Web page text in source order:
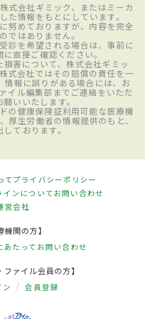
式会社ギミック、またはミーカ
た情報をもとにしています。
努めておりますが、内容を完全
ではありません。
診を希望される場合は、事前に
直接ご確認ください。
害について、株式会社ギミッ
式会社ではその賠償の責任を一
情報に誤りがある場合には、お
イル編集部までご連絡をいただ
いいたします。
の健康保険証利用可能な医療機
厚生労働省の情報提供のもと、
ております。
てプライバシーポリシー
ンについてお問い合わせ
営会社
機関の方】
あたって お問い合わせ
ファイル会員の方】
ン 会員登録